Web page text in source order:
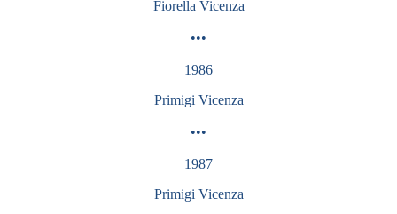
Fiorella Vicenza
•••
1986
Primigi Vicenza
•••
1987
Primigi Vicenza